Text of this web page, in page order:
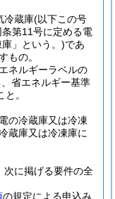
冷蔵庫(以下この号
条第11号に定める電
」という。)であ
もの。
ネルギーラベルの
省エネルギー基準
。
の冷蔵庫又は冷凍
蔵庫又は冷凍庫に
次に掲げる要件の全
の規定による申込み